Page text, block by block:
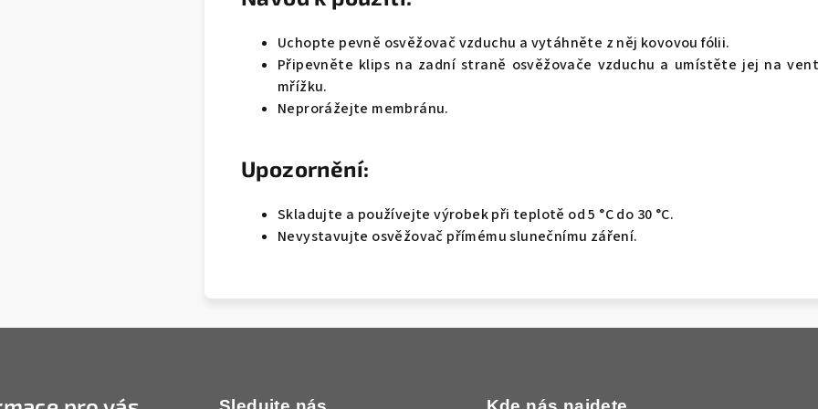
Uchopte pevně osvěžovač vzduchu a vytáhněte z něj kovovou fólii.
Připevněte klips na zadní straně osvěžovače vzduchu a umístěte jej na
mřížku.
Neprorážejte membránu.
Upozornění:
Skladujte a používejte výrobek při teplotě od 5 °C do 30 °C.
Nevystavujte osvěžovač přímému slunečnímu záření.